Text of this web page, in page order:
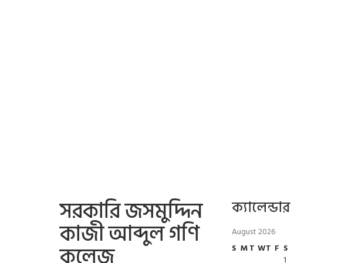
সরকারি জসমুদ্দিন
কাজী আব্দুল গণি
ক্যালেন্ডার
August 2026
S MT WT F S
1